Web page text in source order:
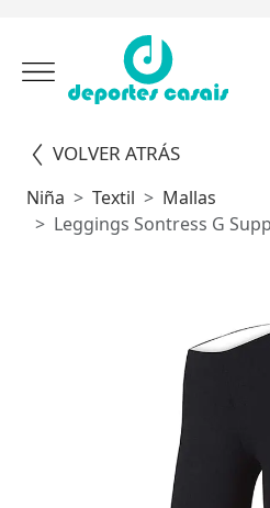
VOLVER ATRÁS
Niña Textil
Mallas
Leggings Sontress G